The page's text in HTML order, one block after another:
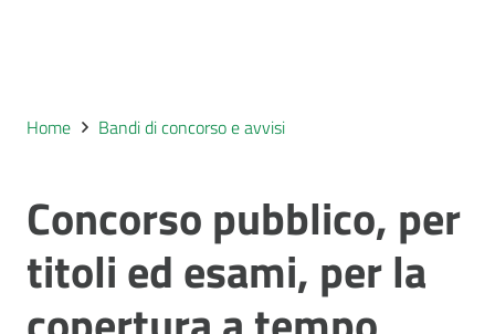
Home Bandi di concorso e avvisi
Concorso pubblico, per
titoli ed esami, per la